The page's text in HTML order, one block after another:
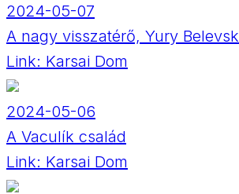
2024-05-07
A nagy visszatérő, Yury
Link: Karsai Dom
2024-05-06
A Vaculík család
Link: Karsai Dom